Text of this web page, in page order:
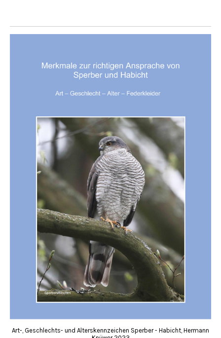
Art-, Geschlechts- und Alterskennzeichen Sperber - Habicht, Hermann